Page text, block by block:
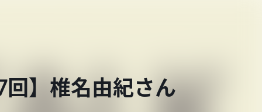
】椎名由紀さん